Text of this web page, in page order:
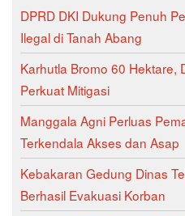
DPRD DKI Dukung Penuh
Ilegal di Tanah Abang
Karhutla Bromo 60 Hektare,
Perkuat Mitigasi
Manggala Agni Perluas
Terkendala Akses dan Asap
Kebakaran Gedung Dinas
Berhasil Evakuasi Korban